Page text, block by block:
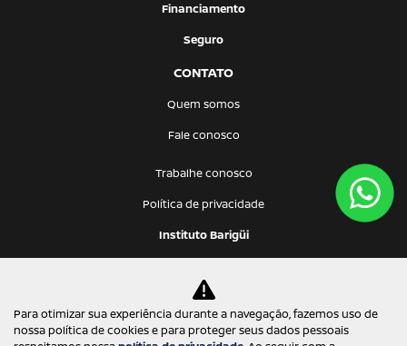
Financiamento
Seguro
CONTATO
Quem somos
Fale conosco
Trabalhe conosco
Política de privacidade
Instituto Barigüi
Barigui Oriente Com. de Automóveis Ltda
09.467.816/0001-02
Para otimizar sua experiência durante a navegação, fazemos uso de
nossa política de cookies e para proteger seus dados pessoais